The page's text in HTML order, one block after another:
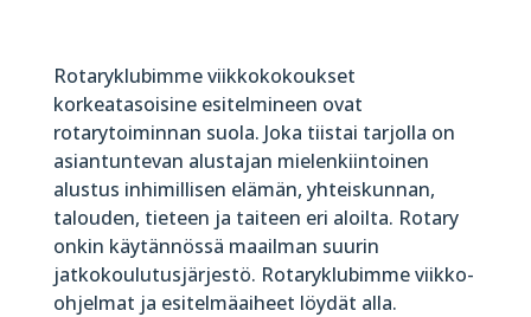
Rotaryklubimme viikkokokoukset
korkeatasoisine esitelmineen ovat
rotarytoiminnan suola. Joka tiistai tarjolla on
asiantuntevan alustajan mielenkiintoinen
alustus inhimillisen elämän, yhteiskunnan,
talouden, tieteen ja taiteen eri aloilta. Rotary
onkin käytännössä maailman suurin
jatkokoulutusjärjestö. Rotaryklubimme viikko-
ohjelmat ja esitelmäaiheet löydät alla.